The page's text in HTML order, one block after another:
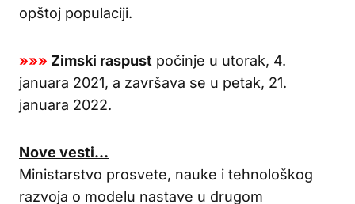
opštoj populaciji.
»»» Zimski raspust počinje u utorak, 4.
januara 2021, a završava se u petak, 21.
januara 2022.
Nove vesti…
Ministarstvo prosvete, nauke i tehnološkog
razvoja o modelu nastave u drugom